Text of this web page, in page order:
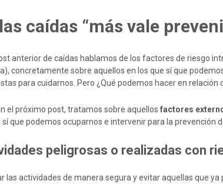
caídas “más vale
anterior de caídas hablamos de los factores de riesgo
concretamente sobre aquellos en los que sí que
para cuidarnos. Pero ¿Qué podemos hacer en
el próximo post, tratamos sobre aquellos factores
sí que podemos ocuparnos e intervenir para la prevención
peligrosas o realizadas con
las actividades de manera segura y evitar aquellas que